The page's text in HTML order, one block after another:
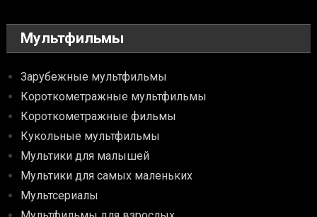
Мультфильмы
Зарубежные мультфильмы
Короткометражные мультфильмы
Короткометражные фильмы
Кукольные мультфильмы
Мультики для малышей
Мультики для самых маленьких
Мультсериалы